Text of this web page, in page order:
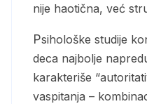
nije haotična, već
Psihološke studije konzistentno pokazuju da
deca najbolje
karakteriše
vaspitanja –